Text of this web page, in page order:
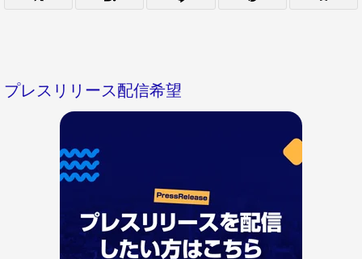
プレスリリース配信希望